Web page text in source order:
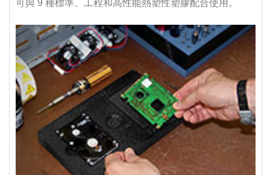
可與 9 種標準、工程和高性能熱塑性塑膠配合使用。